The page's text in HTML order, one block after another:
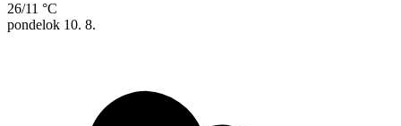
26/11 °C
pondelok 10. 8.